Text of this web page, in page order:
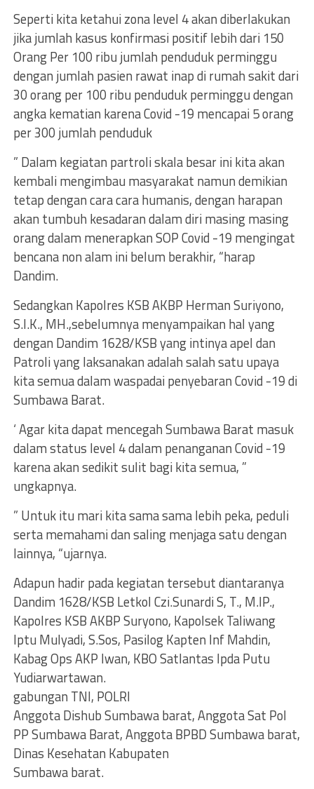
Seperti kita ketahui zona level 4 akan diberlakukan
jika jumlah kasus konfirmasi positif lebih dari 150
Orang Per 100 ribu jumlah penduduk perminggu
dengan jumlah pasien rawat inap di rumah sakit dari
30 orang per 100 ribu penduduk perminggu dengan
angka kematian karena Covid -19 mencapai 5 orang
per 300 jumlah penduduk
” Dalam kegiatan partroli skala besar ini kita akan
kembali mengimbau masyarakat namun demikian
tetap dengan cara cara humanis, dengan harapan
akan tumbuh kesadaran dalam diri masing masing
orang dalam menerapkan SOP Covid -19 mengingat
bencana non alam ini belum berakhir, “harap
Dandim.
Sedangkan Kapolres KSB AKBP Herman Suriyono,
S.I.K., MH.,sebelumnya menyampaikan hal yang
dengan Dandim 1628/KSB yang intinya apel dan
Patroli yang laksanakan adalah salah satu upaya
kita semua dalam waspadai penyebaran Covid -19 di
Sumbawa Barat.
‘ Agar kita dapat mencegah Sumbawa Barat masuk
dalam status level 4 dalam penanganan Covid -19
karena akan sedikit sulit bagi kita semua, ”
ungkapnya.
” Untuk itu mari kita sama sama lebih peka, peduli
serta memahami dan saling menjaga satu dengan
lainnya, “ujarnya.
Adapun hadir pada kegiatan tersebut diantaranya
Dandim 1628/KSB Letkol Czi.Sunardi S, T., M.IP.,
Kapolres KSB AKBP Suryono, Kapolsek Taliwang
Iptu Mulyadi, S.Sos, Pasilog Kapten Inf Mahdin,
Kabag Ops AKP Iwan, KBO Satlantas Ipda Putu
Yudiarwartawan.
gabungan TNI, POLRI
Anggota Dishub Sumbawa barat, Anggota Sat Pol
PP Sumbawa Barat, Anggota BPBD Sumbawa barat,
Dinas Kesehatan Kabupaten
Sumbawa barat.